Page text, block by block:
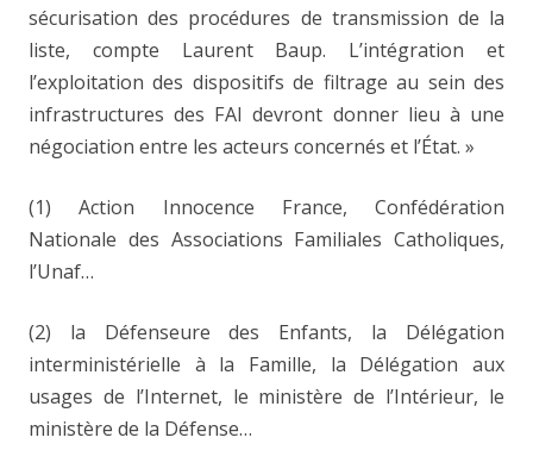
sécurisation des procédures de transmission de la
liste, compte Laurent Baup. L’intégration et
l’exploitation des dispositifs de filtrage au sein des
infrastructures des FAI devront donner lieu à une
négociation entre les acteurs concernés et l’État. »
(1) Action Innocence France, Confédération
Nationale des Associations Familiales Catholiques,
l’Unaf…
(2) la Défenseure des Enfants, la Délégation
interministérielle à la Famille, la Délégation aux
usages de l’Internet, le ministère de l’Intérieur, le
ministère de la Défense…